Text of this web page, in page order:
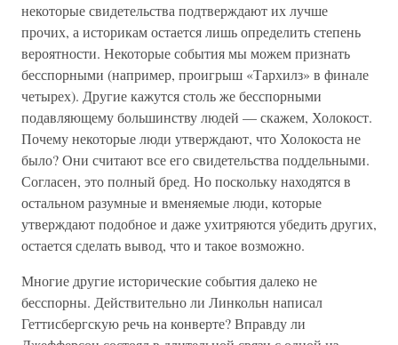
некоторые свидетельства подтверждают их лучше
прочих, а историкам остается лишь определить степень
вероятности. Некоторые события мы можем признать
бесспорными (например, проигрыш «Тархилз» в финале
четырех). Другие кажутся столь же бесспорными
подавляющему большинству людей — скажем, Холокост.
Почему некоторые люди утверждают, что Холокоста не
было? Они считают все его свидетельства поддельными.
Согласен, это полный бред. Но поскольку находятся в
остальном разумные и вменяемые люди, которые
утверждают подобное и даже ухитряются убедить других,
остается сделать вывод, что и такое возможно.
Многие другие исторические события далеко не
бесспорны. Действительно ли Линкольн написал
Геттисбергскую речь на конверте? Вправду ли